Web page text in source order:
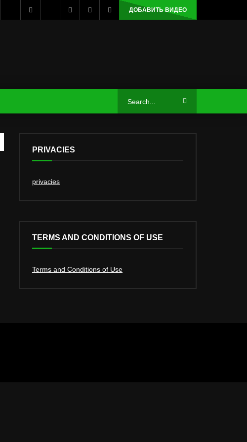
ДОБАВИТЬ ВИДЕО
PRIVACIES
privacies
TERMS AND CONDITIONS OF USE
Terms and Conditions of Use